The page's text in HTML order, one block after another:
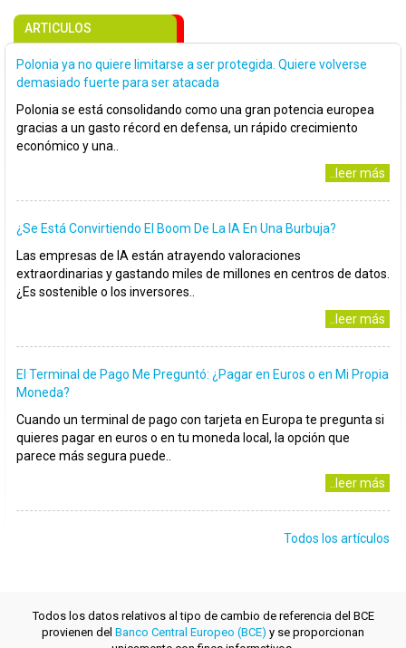
ARTICULOS
Polonia ya no quiere limitarse a ser protegida. Quiere volverse
demasiado fuerte para ser atacada
Polonia se está consolidando como una gran potencia europea
gracias a un gasto récord en defensa, un rápido crecimiento
económico y una..
..leer más
¿Se Está Convirtiendo El Boom De La IA En Una Burbuja?
Las empresas de IA están atrayendo valoraciones
extraordinarias y gastando miles de millones en centros de datos.
¿Es sostenible o los inversores..
..leer más
El Terminal de Pago Me Preguntó: ¿Pagar en Euros o en Mi Propia
Moneda?
Cuando un terminal de pago con tarjeta en Europa te pregunta si
quieres pagar en euros o en tu moneda local, la opción que
parece más segura puede..
..leer más
Todos los artículos
Todos los datos relativos al tipo de cambio de referencia del BCE
provienen del Banco Central Europeo (BCE) y se proporcionan